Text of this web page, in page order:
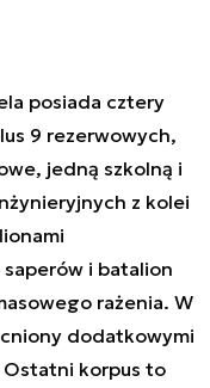
posiada cztery
9 rezerwowych,
jedną szkolną i
z kolei
i batalion
rażenia. W
dodatkowymi
korpus to